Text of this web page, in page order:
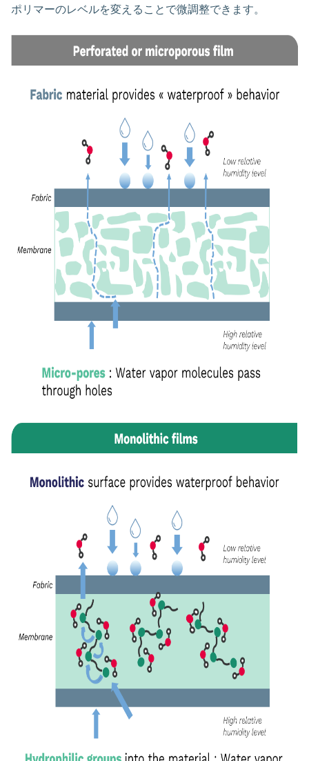
ポリマーのレベルを変えることで微調整できます。